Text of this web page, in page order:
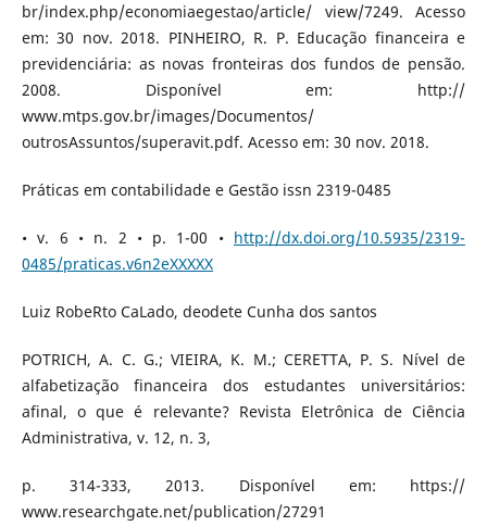
br/index.php/economiaegestao/article/ view/7249. Acesso
em: 30 nov. 2018. PINHEIRO, R. P. Educação financeira e
previdenciária: as novas fronteiras dos fundos de pensão.
2008. Disponível em: http://
www.mtps.gov.br/images/Documentos/
outrosAssuntos/superavit.pdf. Acesso em: 30 nov. 2018.
Práticas em contabilidade e Gestão issn 2319-0485
• v. 6 • n. 2 • p. 1-00 • http://dx.doi.org/10.5935/2319-
0485/praticas.v6n2eXXXXX
Luiz RobeRto CaLado, deodete Cunha dos santos
POTRICH, A. C. G.; VIEIRA, K. M.; CERETTA, P. S. Nível de
alfabetização financeira dos estudantes universitários:
afinal, o que é relevante? Revista Eletrônica de Ciência
Administrativa, v. 12, n. 3,
p. 314-333, 2013. Disponível em: https://
www.researchgate.net/publication/27291